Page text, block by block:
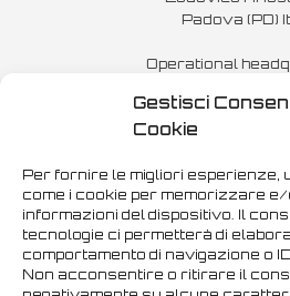
Gestisci
Cookie
Per fornire le migliori esperienze,
come i cookie per memorizzare
informazioni del dispositivo. Il
tecnologie ci permetterà di
comportamento di navigazione o
Non acconsentire o ritirare il
Padova (PD)
Operational
14, Via del
Stabile Le
Phone:371